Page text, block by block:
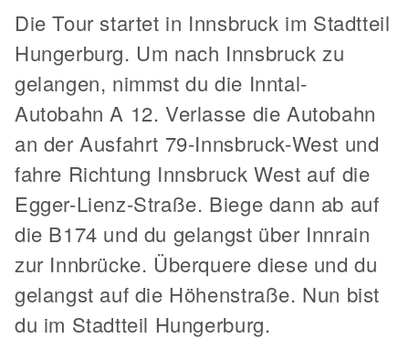
Die Tour startet in Innsbruck im Stadtteil
Hungerburg. Um nach Innsbruck zu
gelangen, nimmst du die Inntal-
Autobahn A 12. Verlasse die Autobahn
an der Ausfahrt 79-Innsbruck-West und
fahre Richtung Innsbruck West auf die
Egger-Lienz-Straße. Biege dann ab auf
die B174 und du gelangst über Innrain
zur Innbrücke. Überquere diese und du
gelangst auf die Höhenstraße. Nun bist
du im Stadtteil Hungerburg.